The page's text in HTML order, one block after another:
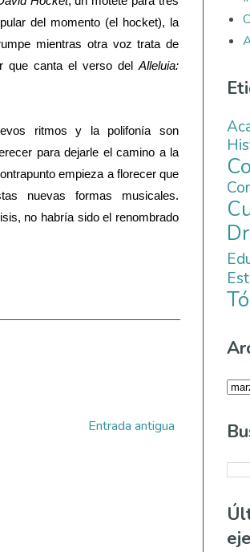
del momento (el hocket), la
mientras otra voz trata de
que canta el verso del Alleluia:
ritmos y la polifonía son
para dejarle el camino a la
empieza a florecer que
nuevas formas musicales.
no habría sido el renombrado
Entrada antigua